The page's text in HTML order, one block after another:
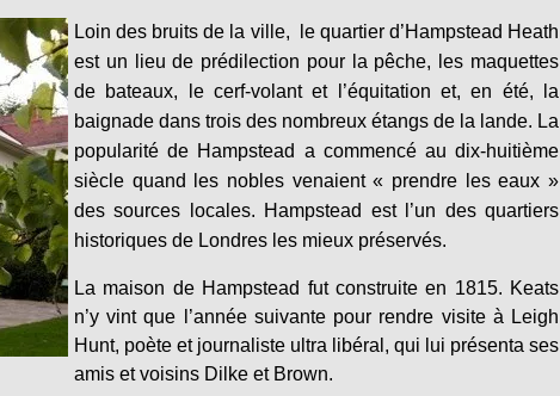
Loin des bruits de la ville, le quartier d’Hampstead Heath
est un lieu de prédilection pour la pêche, les maquettes
de bateaux, le cerf-volant et l’équitation et, en été, la
baignade dans trois des nombreux étangs de la lande. La
popularité de Hampstead a commencé au dix-huitième
siècle quand les nobles venaient « prendre les eaux »
des sources locales. Hampstead est l’un des quartiers
historiques de Londres les mieux préservés.
La maison de Hampstead fut construite en 1815. Keats
n’y vint que l’année suivante pour rendre visite à Leigh
Hunt, poète et journaliste ultra libéral, qui lui présenta ses
amis et voisins Dilke et Brown.